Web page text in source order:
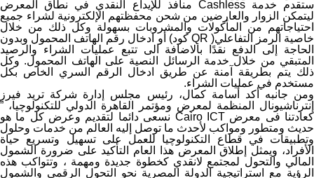
ستقدم خدمة Cashless منافذ للإيداع النقدي في نطاق المعرض
ليتمكن الزوار والعارضين من شحن محفظتهم الإلكترونية لشراء جميع
احتياجاتهم من المأكولات والمشروبات بسهولة وكل ذلك من خلال
خاصية الرمز التفاعلي( QR كود) أو ادخال رقم الهاتف المحمول وبدون
الحاجة إلى الدفع نقدًا بالاضافة الى تتبع عمليات الشراء والرصيد
المتبقي من خلال خدمة الرسائل النصية على الهاتف المحمول. وكل
ذلك يتم بطريقة آمنة عن طريق ادخال الرقم السري الخاص بكل
مستخدم في عمليات الشراء.
ومن جانبه أكد أسامة كمال، رئيس مجلس إدارة شركة تريد فيرز
إنترناشيونال المنظمة لمعرض ومؤتمر القاهرة الدولي للتكنولوچيا، ”
كعادتنا فى معرض Cairo ICT نسعى دائما لتقديم وعرض كل ما هو
حديث ومتطور ومواكب لأحدث ما توصل إليه العالم من خدمات وحلول
وتطبيقات في قطاع التكنولوچيا للعمل على تسهيل وتسريع حياة
الأفراد، ويمثل إطلاق المعرض هذا العام التأكيد على ضرورة الشمول
المالي والتحول لمجتمع لانقدي كخطوة جديدة ومهمة ، وتتواكب هذه
الرؤية مع استراتيجية الدولة المصرية نحو التحول الرقمي والشمول